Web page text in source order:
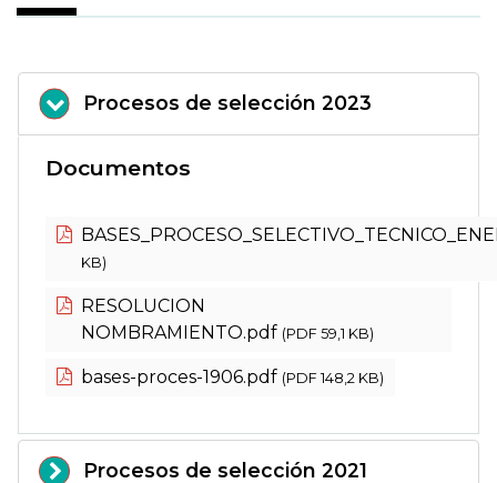
Procesos de selección 2023
Documentos
KB)
RESOLUCION
NOMBRAMIENTO.pdf (PDF 59,1 KB)
bases-proces-1906.pdf (PDF 148,2 KB)
Procesos de selección 2021